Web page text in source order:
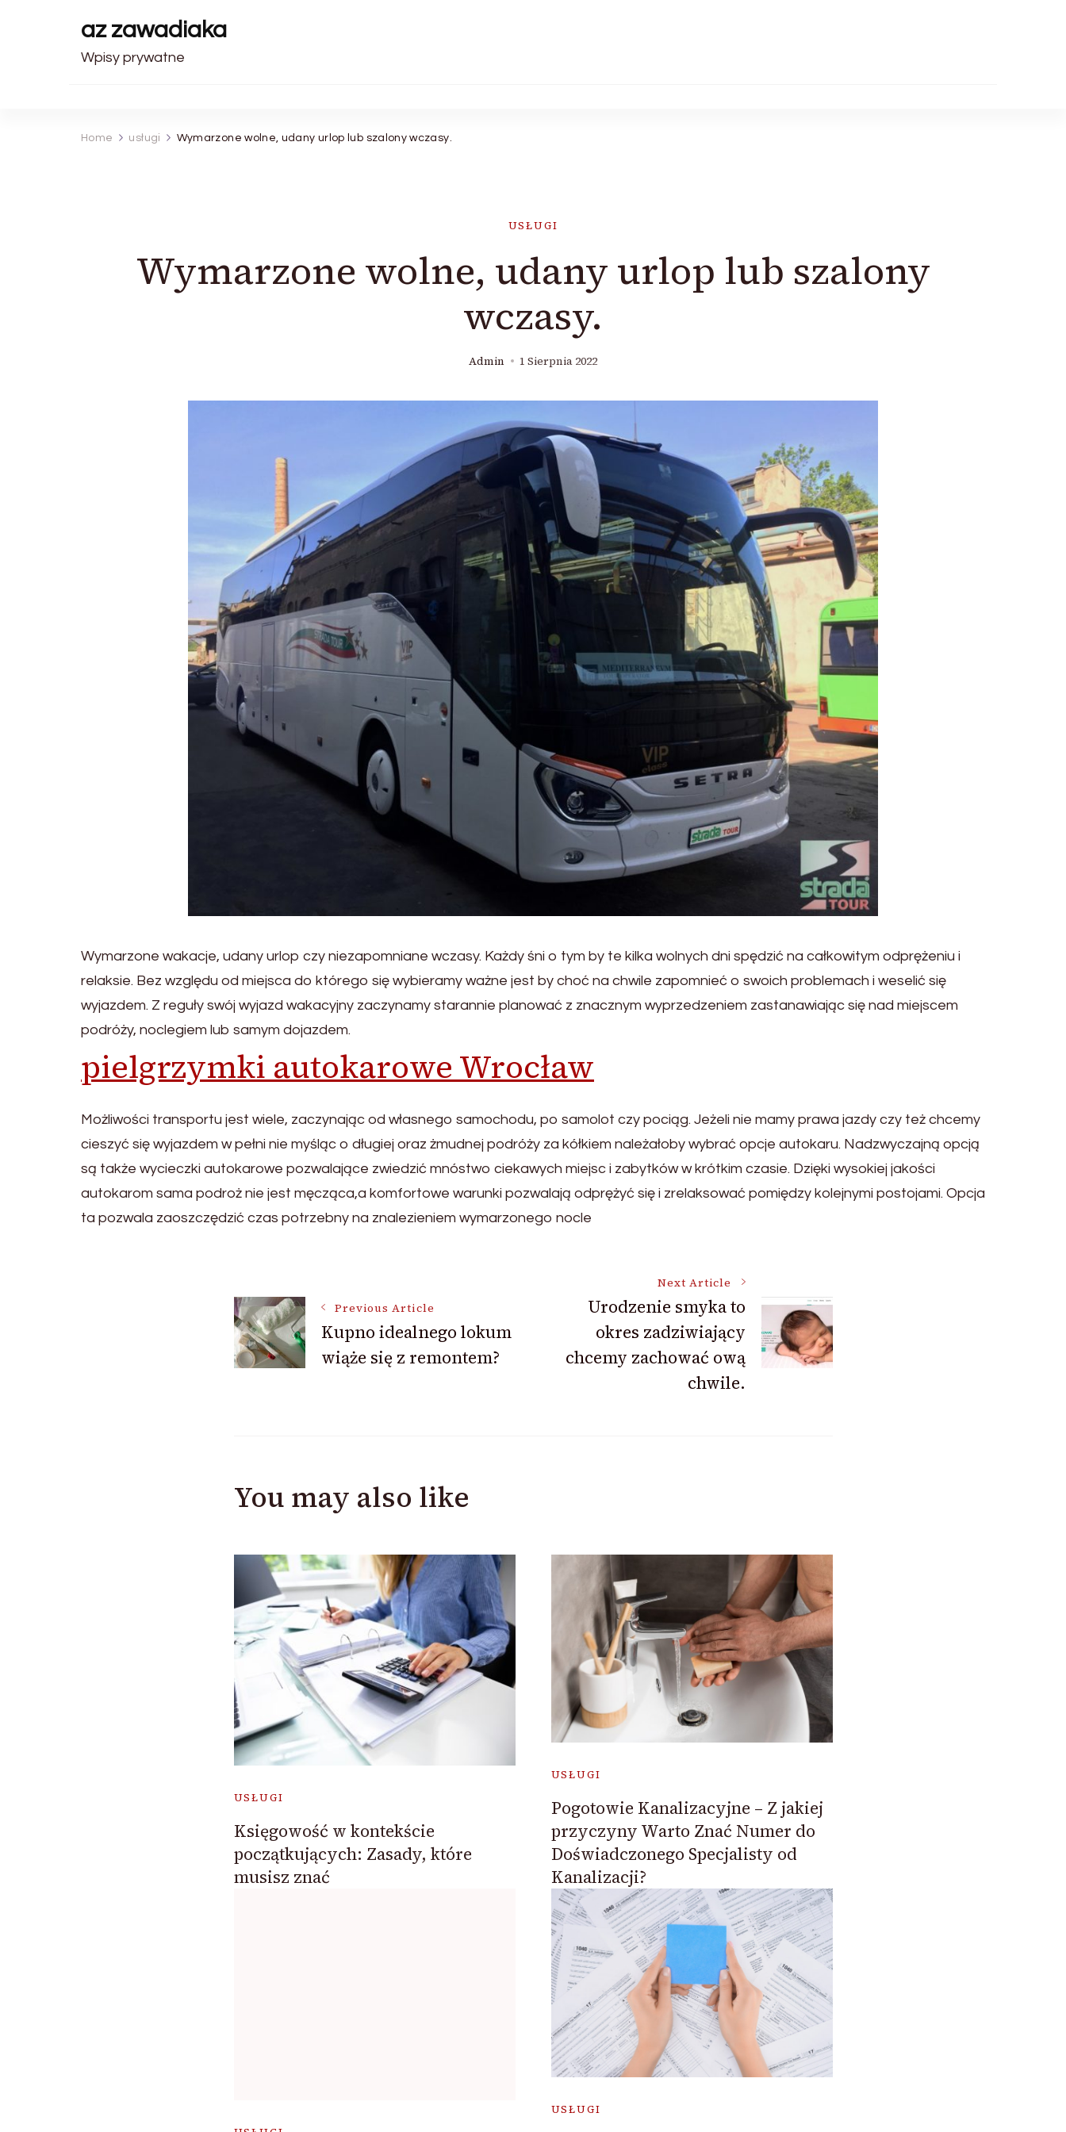
az zawadiaka
Wpisy prywatne
Home usługi Wymarzone wolne, udany urlop lub szalony wczasy.
USŁUGI
Wymarzone wolne, udany urlop lub szalony
wczasy.
Admin 1 Sierpnia 2022
Wymarzone wakacje, udany urlop czy niezapomniane wczasy. Każdy śni o tym by te kilka wolnych dni spędzić na całkowitym odprężeniu i
relaksie. Bez względu od miejsca do którego się wybieramy ważne jest by choć na chwile zapomnieć o swoich problemach i weselić się
wyjazdem. Z reguły swój wyjazd wakacyjny zaczynamy starannie planować z znacznym wyprzedzeniem zastanawiając się nad miejscem
podróży, noclegiem lub samym dojazdem.
pielgrzymki autokarowe Wrocław
Możliwości transportu jest wiele, zaczynając od własnego samochodu, po samolot czy pociąg. Jeżeli nie mamy prawa jazdy czy też chcemy
cieszyć się wyjazdem w pełni nie myśląc o długiej oraz żmudnej podróży za kółkiem należałoby wybrać opcje autokaru. Nadzwyczajną opcją
są także wycieczki autokarowe pozwalające zwiedzić mnóstwo ciekawych miejsc i zabytków w krótkim czasie. Dzięki wysokiej jakości
autokarom sama podroż nie jest męcząca,a komfortowe warunki pozwalają odprężyć się i zrelaksować pomiędzy kolejnymi postojami. Opcja
ta pozwala zaoszczędzić czas potrzebny na znalezieniem wymarzonego nocle
Post
Navigation
Previous Article
Kupno idealnego lokum
wiąże się z remontem?
Next Article
Urodzenie smyka to
okres zadziwiający
chcemy zachować ową
chwile.
You may also like
USŁUGI
Księgowość w kontekście
początkujących: Zasady, które
musisz znać
USŁUGI
Pogotowie Kanalizacyjne – Z jakiej
przyczyny Warto Znać Numer do
Doświadczonego Specjalisty od
Kanalizacji?
USŁUGI